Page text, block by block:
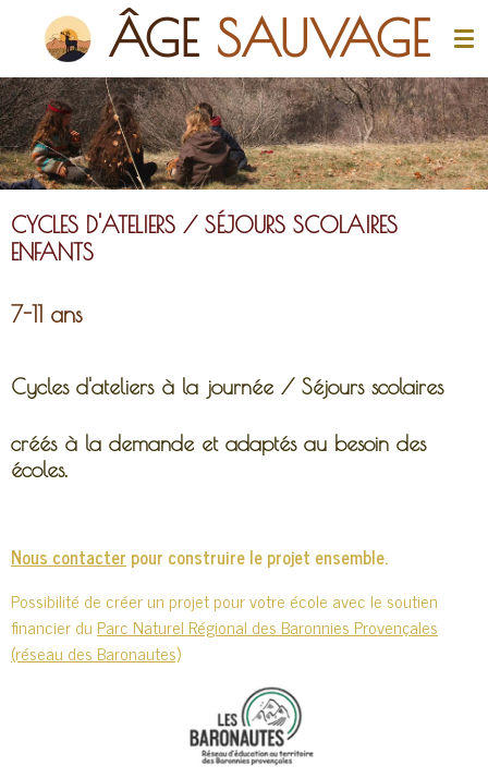
Passer
contenu
principal
ÂGE SAUVAGE
CYCLES D'ATELIERS / SÉJOURS SCOLAIRES
ENFANTS
7-11 ans
Cycles d'ateliers à la journée / Séjours scolaires
créés à la demande et adaptés au besoin des
écoles.
Nous contacter pour construire le projet ensemble.
Possibilité de créer un projet pour votre école avec le soutien
financier du Parc Naturel Régional des Baronnies Provençales
(réseau des Baronautes)